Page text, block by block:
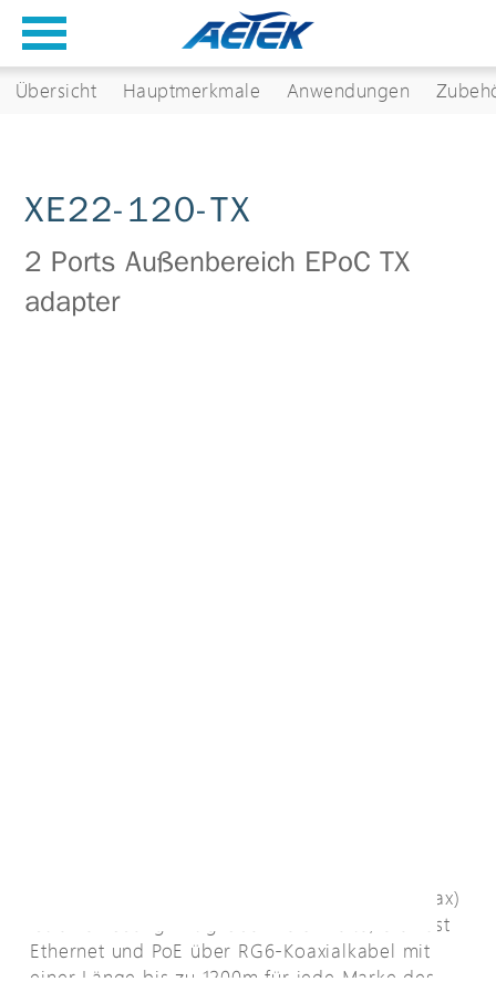
Übersicht Hauptmerkmale Anwendungen
XE22-120-TX
2 Ports Außenbereich EPoC TX
adapter
Die EPoC-Leitung (Ethernet & Power over Coax)
ist eine Lösung mit großer Reichweite, die Fast
Ethernet und PoE über RG6-Koaxialkabel mit
einer Länge bis zu 1200m für jede Marke des